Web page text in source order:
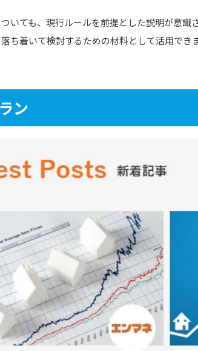
いても、現行ルールを前提とした説明が意
ち着いて検討するための材料として活用できま
ン